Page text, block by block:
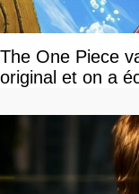
The One Piece
original et on a